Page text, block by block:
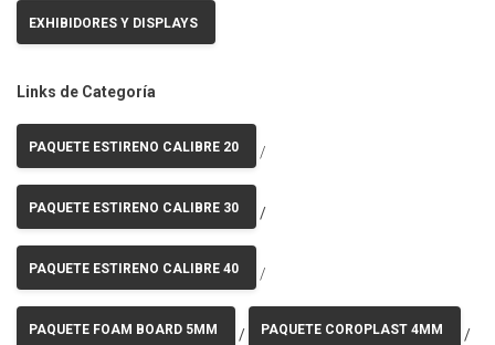
EXHIBIDORES Y DISPLAYS
Links de Categoría
PAQUETE ESTIRENO CALIBRE 20 /
PAQUETE ESTIRENO CALIBRE 30 /
PAQUETE ESTIRENO CALIBRE 40 /
PAQUETE FOAM BOARD 5MM / PAQUETE COROPLAST 4MM /